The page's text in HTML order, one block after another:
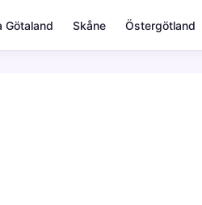
Götaland Skåne Östergötland